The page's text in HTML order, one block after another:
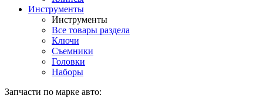
Инструменты
Инструменты
Все товары раздела
Ключи
Съемники
Головки
Наборы
Запчасти по марке авто: